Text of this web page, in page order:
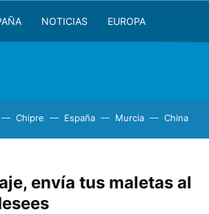
NOTICIAS EUROPA
Chipre España Murcia China
envía tus maletas al